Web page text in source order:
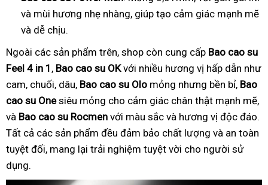
và mùi hương nhẹ nhàng, giúp tạo cảm giác mạnh mẽ
và dễ chịu.
Ngoài các sản phẩm trên, shop còn cung cấp Bao cao su
Feel 4 in 1 , Bao cao su OKvới nhiều hương vị hấp dẫn như
cam, chuối, dâu, Bao cao su Olo mỏng nhưng bền bỉ, Bao
cao su Onesiêu mỏng cho cảm giác chân thật mạnh mẽ,
và Bao cao su Rocmen với màu sắc và hương vị độc đáo.
Tất cả các sản phẩm đều đảm bảo chất lượng và an toàn
tuyệt đối, mang lại trải nghiệm tuyệt vời cho người sử
dụng.